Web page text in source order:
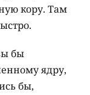
кору. Там
бы
ядру,
бы,